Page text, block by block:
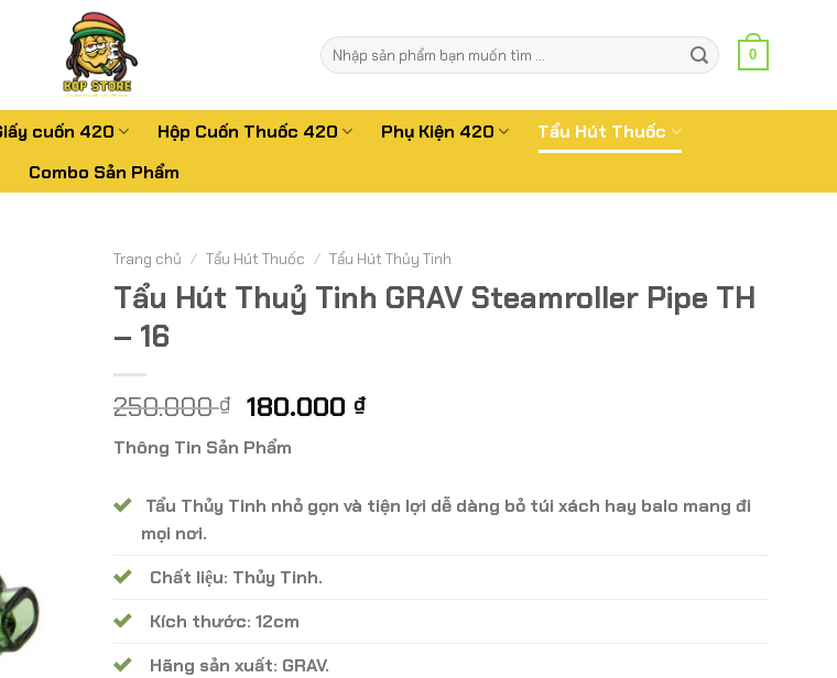
Tìm
kiếm:
0
cuốn 420 Hộp Cuốn Thuốc 420 Phụ Kiện 420
Tẩu Hút Thuốc
Combo Sản Phẩm
Trang chủ / Tẩu Hút Thuốc / Tẩu Hút Thủy Tinh
Tẩu Hút Thuỷ Tinh GRAV Steamroller Pipe TH
– 16
250.000₫ Giá
gốc
là:
180.000 ₫Giá
180.000 ₫.
Thông Tin Sản Phẩm
Tẩu Thủy Tinh nhỏ gọn và tiện lợi dễ dàng bỏ túi xách hay balo mang đi
mọi nơi.
Chất liệu: Thủy Tinh.
Kích thước: 12cm
Hãng sản xuất: GRAV.